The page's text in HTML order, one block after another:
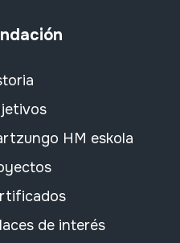
HM eskola
de interés